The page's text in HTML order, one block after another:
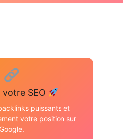
SEO
puissants et
votre position sur
Google.